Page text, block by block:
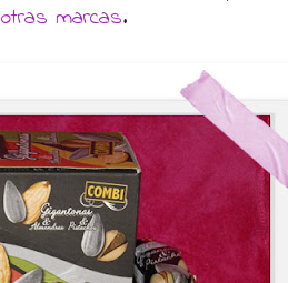
marcas.